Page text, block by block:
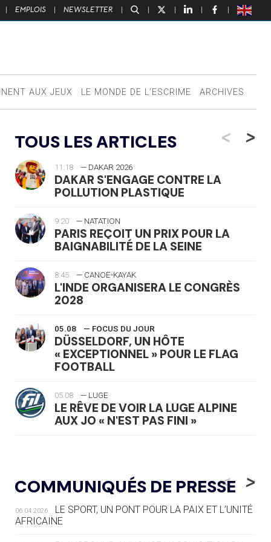
| EMPLOIS | NEWSLETTER | | | | |
AUX JEUX LE MONDE DE L’ESCRIME ARCHIVES
TOUS LES ARTICLES <
11:18 — DAKAR 2026
DAKAR S'ENGAGE CONTRE LA
POLLUTION PLASTIQUE
9:20 — NATATION
PARIS REÇOIT UN PRIX POUR LA
BAIGNABILITÉ DE LA SEINE
8:45 — CANOË-KAYAK
L'INDE ORGANISERA LE CONGRÈS
2028
05.08 — FOCUS DU JOUR
DÜSSELDORF, UN HÔTE
« EXCEPTIONNEL » POUR LE FLAG
FOOTBALL
05.08 — LUGE
LE RÊVE DE VOIR LA LUGE ALPINE
AUX JO « N'EST PAS FINI »
DES MONDIAUX À BRISBANE SUR LA
ROUTE DES JO 2032
05.08 — ALPES FRANÇAISES 2030
LE VILLAGE OLYMPIQUE DES ARAVIS
>
COMMUNIQUÉS DE PRESSE
<
06.04.2026
LE SPORT, UN PONT POUR LA PAIX ET L’UNITÉ
AFRICAINE
>